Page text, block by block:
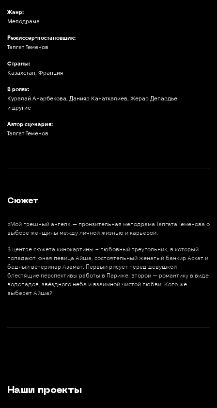
Жанр:
Мелодрама
Режиссер-постановщик:
Талгат Теменов
Страны:
Казахстан, Франция
В ролях:
Куралай Анарбекова, Данияр Канаткалиев, Жерар Депардье
и другие
Автор сценария:
Талгат Теменов
Сюжет
«Мой грешный ангел» — пронзительная мелодрама Талгата Теменова о
выборе женщины между личной жизнью и карьерой.
В центре сюжета кинокартины – любовный треугольник, в который
попадают юная певица Айша, состоятельный женатый банкир Асхат и
бедный ветеринар Азамат. Первый рисует перед девушкой
блестящие перспективы работы в Париже, второй — романтику в виде
водопадов, звёздного неба и взаимной чистой любви. Кого же
выберет Айша?
Наши проекты